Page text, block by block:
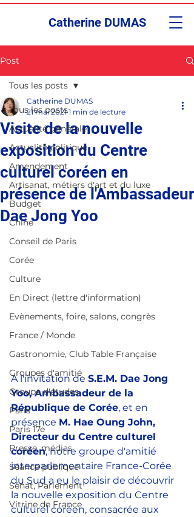
Catherine DUMAS
Post
Tous les posts
Actualité générale
Actualité politique
Amendement
Artisanat, métiers d'art et du luxe
Budget
Chine
Conseil de Paris
Corée
Culture
En Direct (lettre d'information)
Evènements, foire, salons, congrès
France / Monde
Gastronomie, Club Table Française
Groupes d'amitié
Groupe d'études
Paris
Paris 17e
Presse, médias
Séance publique
Sénat, Parlement
Vitrine de France
Tous les posts
Visite de la nouvelle
exposition du Centre
culturel coréen en
présence de l'Ambassadeur
Dae Jong Yoo
Catherine DUMAS
21 mai 2021 1 min de lecture
A l'invitation de S.E.M. Dae Jong
Yoo, Ambassadeur de la
République de Corée, et en
présence M. Hae Oung John,
Directeur du Centre culturel
coréen, notre groupe d'amitié
interparlementaire France-Corée
du Sud a eu le plaisir de découvrir
la nouvelle exposition du Centre
culturel coréen, consacrée aux